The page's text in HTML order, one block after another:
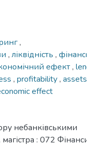
,
, ліквідність ,
ефект,
, profitability, assets
effect
небанківськими
: 072